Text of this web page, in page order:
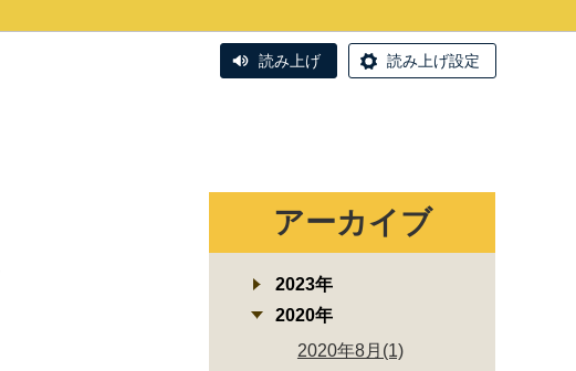
読み上げ 読み上げ設定
アーカイブ
2023年
2020年
2020年8月(1)